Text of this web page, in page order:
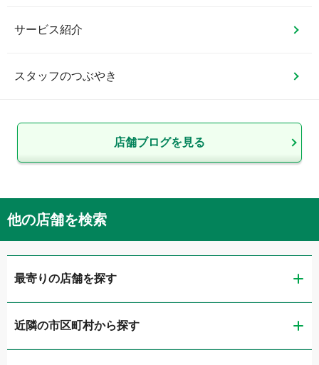
サービス紹介
スタッフのつぶやき
店舗ブログを見る
他の店舗を検索
最寄りの店舗を探す
ガリバー国道大手筋店
近隣の市区町村から探す